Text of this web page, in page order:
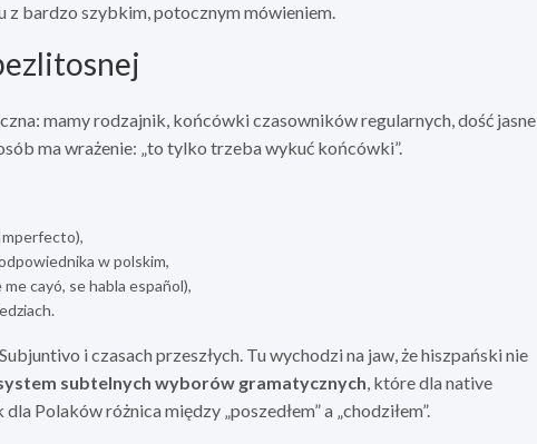
z bardzo szybkim, potocznym mówieniem.
mamy rodzajnik, końcówki czasowników regularnych, dość jasne
ma wrażenie: „to tylko trzeba wykuć końcówki”.
w polskim,
cayó, se habla español),
i czasach przeszłych. Tu wychodzi na jaw, że hiszpański nie
subtelnych wyborów gramatycznych, które dla native
Polaków różnica między „poszedłem” a „chodziłem”.